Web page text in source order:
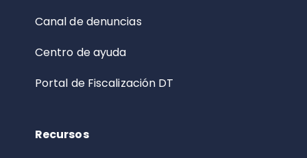
Canal de denuncias
Centro de ayuda
Portal de Fiscalización DT
Recursos